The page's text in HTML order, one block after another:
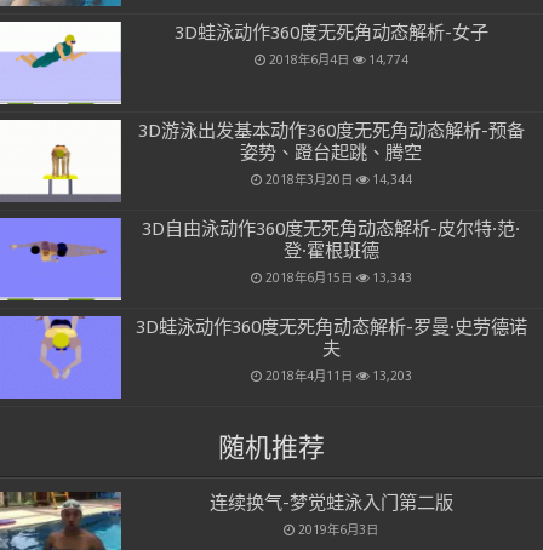
3D蛙泳动作360度无死角动态解析-女子
2018年6月4日 14,774
3D游泳出发基本动作360度无死角动态解析-预备
姿势、蹬台起跳、腾空
2018年3月20日 14,344
3D自由泳动作360度无死角动态解析-皮尔特·范·
登·霍根班德
2018年6月15日 13,343
3D蛙泳动作360度无死角动态解析-罗曼·史劳德诺
夫
2018年4月11日 13,203
随机推荐
连续换气-梦觉蛙泳入门第二版
2019年6月3日